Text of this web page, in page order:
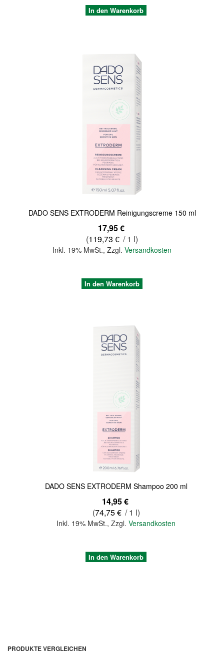
In den Warenkorb
DADO SENS EXTRODERM Reinigungscreme 150 ml
17,95 €
(119,73 € / 1 l)
Inkl. 19% MwSt., Zzgl. Versandkosten
In den Warenkorb
DADO SENS EXTRODERM Shampoo 200 ml
14,95 €
(74,75 € / 1 l)
Inkl. 19% MwSt.,Zzgl.Versandkosten
In den Warenkorb
PRODUKTE VERGLEICHEN